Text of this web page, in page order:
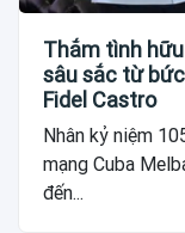
Thắm tình
sâu sắc từ
Fidel Castro
Nhân kỷ niệm
mạng Cuba
đến...